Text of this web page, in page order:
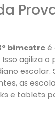
bimestreé
agiliza
as
e tablets